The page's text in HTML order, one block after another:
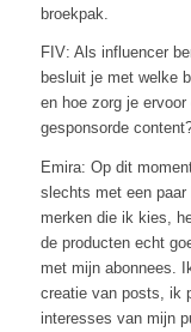
broekpak.
FIV: Als influencer
besluit je met welke
en hoe zorg je
gesponsorde
Emira: Op dit
slechts met een
merken die ik kies,
de producten echt
met mijn abonnees.
creatie van posts, ik
interesses van mijn